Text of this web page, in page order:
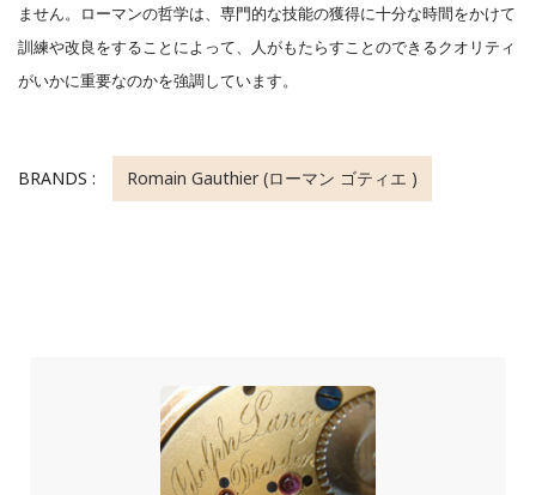
ません。ローマンの哲学は、専門的な技能の獲得に十分な時間をかけて
訓練や改良をすることによって、人がもたらすことのできるクオリティ
がいかに重要なのかを強調しています。
BRANDS : Romain Gauthier (ローマン ゴティエ )